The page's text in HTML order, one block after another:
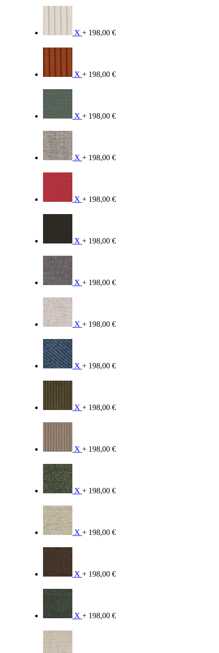
X + 198,00 €
X + 198,00 €
X + 198,00 €
X + 198,00 €
X + 198,00 €
X + 198,00 €
X + 198,00 €
X + 198,00 €
X + 198,00 €
X + 198,00 €
X + 198,00 €
X + 198,00 €
X + 198,00 €
X + 198,00 €
X + 198,00 €